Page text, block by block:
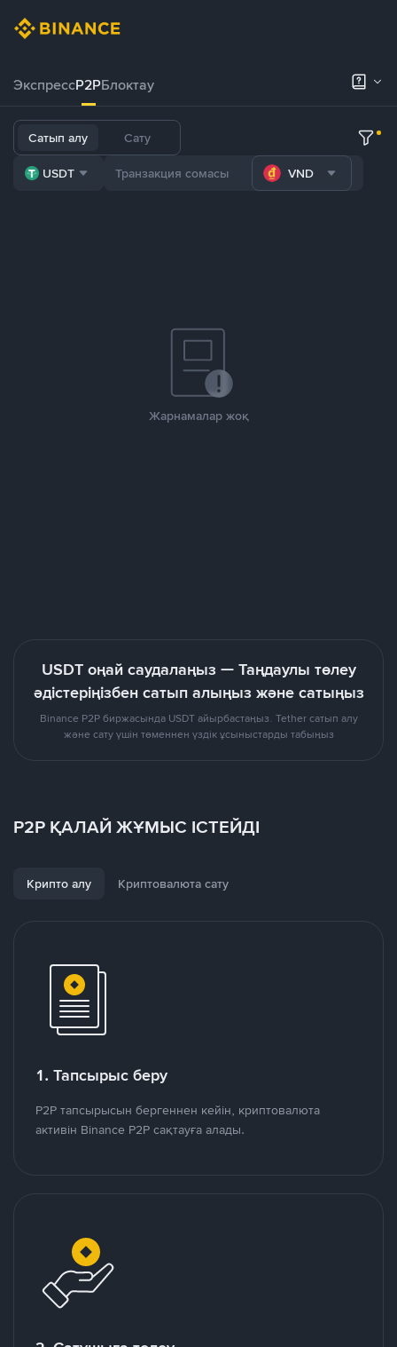
ЭкспрессP2PБлоктау
Сатып алу Сату
USDT VND
Жарнамалар жоқ
USDT оңай саудалаңыз — Таңдаулы төлеу
әдістеріңізбен сатып алыңыз және сатыңыз
Binance P2P биржасында USDT айырбастаңыз. Tether сатып алу
және сату үшін төменнен үздік ұсыныстарды табыңыз
P2P ҚАЛАЙ ЖҰМЫС ІСТЕЙДІ
Крипто алу Криптовалюта сату
1. Тапсырыс беру
P2P тапсырысын бергеннен кейін, криптовалюта
активін Binance P2P сақтауға алады.